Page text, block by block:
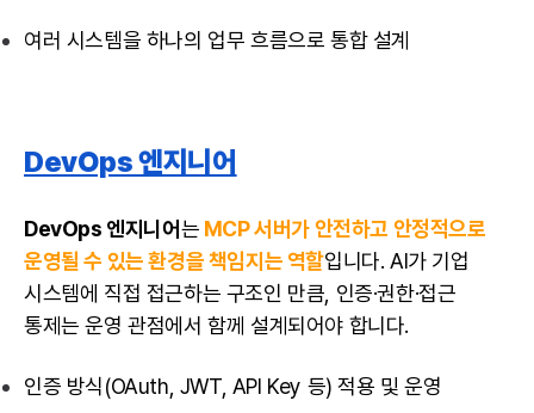
여러 시스템을 하나의 업무 흐름으로 통합 설계
DevOps 엔지니어
DevOps 엔지니어는 MCP 서버가 안전하고 안정적으로
운영될 수 있는 환경을 책임지는 역할입니다. AI가 기업
시스템에 직접 접근하는 구조인 만큼, 인증·권한·접근
통제는 운영 관점에서 함께 설계되어야 합니다.
인증 방식(OAuth, JWT, API Key 등) 적용 및 운영